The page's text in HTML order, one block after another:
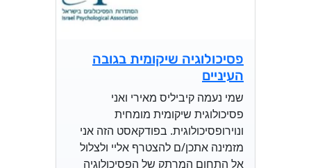
פסיכולוגיה שיקומית בגובה
העיניים
שמי נעמה קיביליס מאירי ואני
פסיכולוגית שיקומית מומחית
ונוירופסיכולוגית. בפודקאסט הזה אני
מזמינה אתכן/ם להצטרף אליי ולצלול
אל התחום המרתק של הפסיכולוגיה